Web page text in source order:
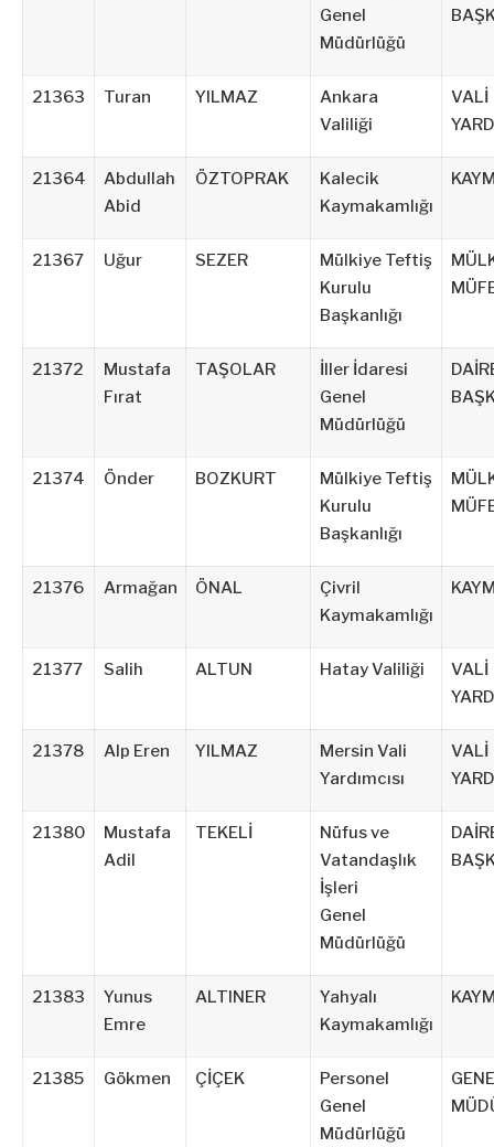
Genel
Müdürlüğü
21363 Turan YILMAZ
Ankara
Valiliği
VALİ
21364
Abdullah
Abid
ÖZTOPRAK
Kalecik
Kaymakamlığı
21367 Uğur SEZER
Mülkiye Teftiş
Kurulu
Başkanlığı
21372
Mustafa
Fırat
TAŞOLAR
İller İdaresi
Genel
Müdürlüğü
21374 Önder BOZKURT
Mülkiye Teftiş
Kurulu
Başkanlığı
21376 Armağan ÖNAL
Çivril
Kaymakamlığı
21377 Salih ALTUN Hatay Valiliği
VALİ
21378 Alp Eren YILMAZ
Mersin Vali
Yardımcısı
VALİ
21380
Mustafa
Adil
TEKELİ
Nüfus ve
Vatandaşlık
İşleri
Genel
Müdürlüğü
21383
Yunus
Emre
ALTINER
Yahyalı
Kaymakamlığı
21385 Gökmen ÇİÇEK
Personel
Genel
Müdürlüğü